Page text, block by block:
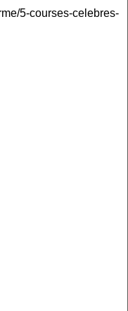
5-courses-celebres-